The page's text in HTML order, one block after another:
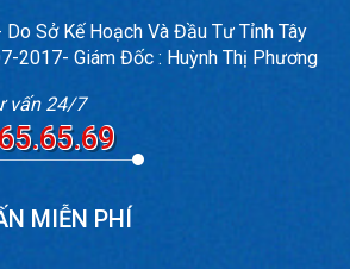
Sở Kế Hoạch Và Đầu Tư Tỉnh Tây
2017- Giám Đốc : Huỳnh Thị Phương
vấn 24/7
MIỄN PHÍ